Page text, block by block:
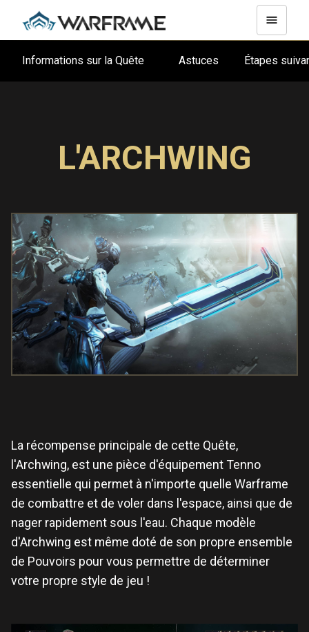
Informations sur la Quête Astuces Étapes
L'ARCHWING
La récompense principale de cette Quête,
l'Archwing, est une pièce d'équipement Tenno
essentielle qui permet à n'importe quelle Warframe
de combattre et de voler dans l'espace, ainsi que de
nager rapidement sous l'eau. Chaque modèle
d'Archwing est même doté de son propre ensemble
de Pouvoirs pour vous permettre de déterminer
votre propre style de jeu !